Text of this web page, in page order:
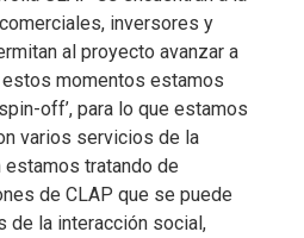
inversores y
al proyecto avanzar a
estos momentos estamos
off’, para lo que estamos
varios servicios de la
estamos tratando de
de CLAP que se puede
de la interacción social,